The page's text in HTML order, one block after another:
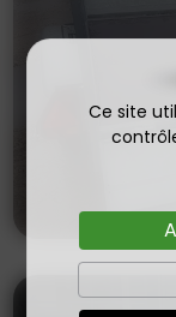
Ce site